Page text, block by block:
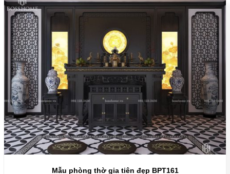
Mẫu phòng thờ gia tiên đẹp BPT161